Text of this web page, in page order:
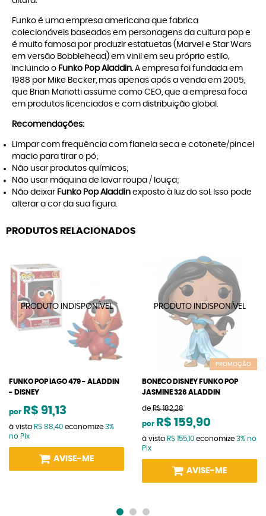
Funko é uma empresa americana que fabrica
colecionáveis baseados em personagens da cultura pop e
é muito famosa por produzir estatuetas (Marvel e Star Wars
em versão Bobblehead) em vinil em seu próprio estilo,
incluindo o Funko Pop Aladdin. A empresa foi fundada em
1988 por Mike Becker, mas apenas após a venda em 2005,
que Brian Mariotti assume como CEO, que a empresa foca
em produtos licenciados e com distribuição global.
Recomendações:
Limpar com frequência com flanela seca e cotonete/pincel
macio para tirar o pó;
Não usar produtos químicos;
Não usar máquina de lavar roupa / louça;
Não deixar Funko Pop Aladdin exposto à luz do sol. Isso pode
alterar a cor da sua figura.
PRODUTOS RELACIONADOS
FUNKO POP IAGO 479 - ALADDIN
- DISNEY
por R$ 91,13
à vista R$ 88,40 economize 3%
no Pix
AVISE-ME
PROMOÇÃO
BONECO DISNEY FUNKO POP
JASMINE 326 ALADDIN
de R$ 182,28
por R$ 159,90
à vista R$ 155,10 economize 3% no
Pix
AVISE-ME